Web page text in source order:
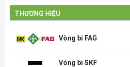
THƯƠNG HIỆU
Vòng bi FAG
Vòng bi SKF